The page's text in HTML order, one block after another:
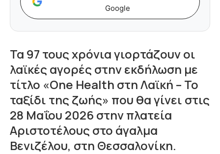
Google
Τα 97 τους χρόνια γιορτάζουν οι
λαϊκές αγορές στην εκδήλωση με
τίτλο «One Health στη Λαϊκή – Το
ταξίδι της ζωής» που θα γίνει στις
28 Μαΐου 2026 στην πλατεία
Αριστοτέλους στο άγαλμα
Βενιζέλου, στη Θεσσαλονίκη.